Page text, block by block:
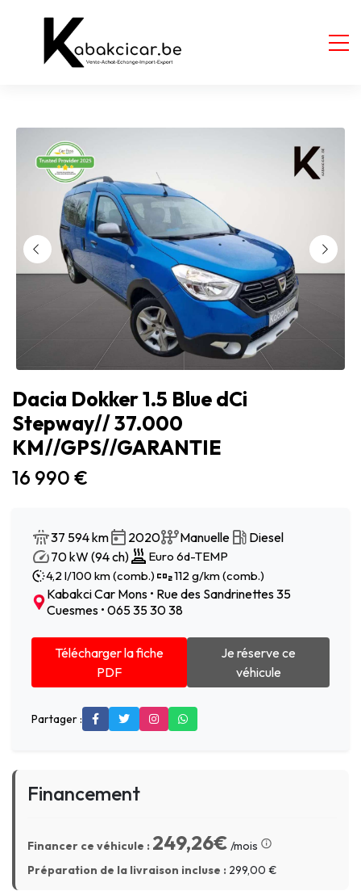
Dacia Dokker 1.5 Blue dCi
Stepway// 37.000
KM//GPS//GARANTIE
16 990 €
37 594 km 2020 Manuelle
Diesel
70 kW (94 ch)
Euro 6d-TEMP
4,2 l/100 km (comb.)
112 g/km (comb.)
Kabakci Car Mons • Rue des Sandrinettes 35
Cuesmes • 065 35 30 38
Télécharger la fiche
PDF
Je réserve ce
véhicule
Partager :
Financement
Financer ce véhicule : 249,26€ /mois
Préparation de la livraison incluse : 299,00 €